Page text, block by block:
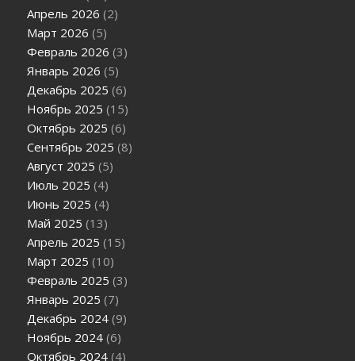
Апрель 2026 (2)
Март 2026 (5)
Февраль 2026 (3)
Январь 2026 (5)
Декабрь 2025 (6)
Ноябрь 2025 (15)
Октябрь 2025 (6)
Сентябрь 2025 (8)
Август 2025 (5)
Июль 2025 (4)
Июнь 2025 (4)
Май 2025 (13)
Апрель 2025 (15)
Март 2025 (10)
Февраль 2025 (3)
Январь 2025 (7)
Декабрь 2024 (9)
Ноябрь 2024 (6)
Октябрь 2024 (4)